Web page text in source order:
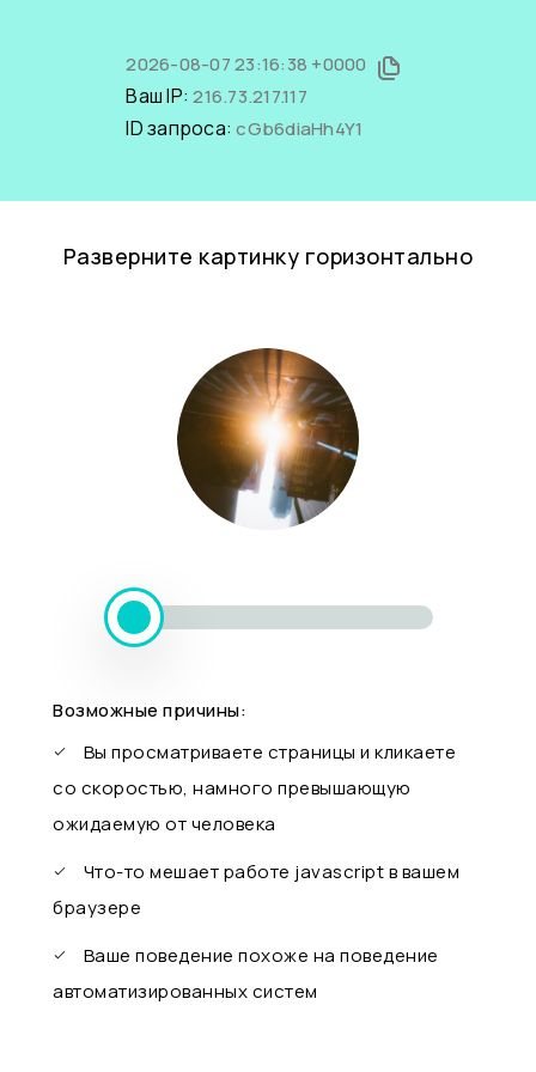
2026-08-07 23:16:38 +0000
Ваш IP:216.73.217.117
ID запроса:cGb6diaHh4Y1
Разверните картинку горизонтально
Возможные причины:
Вы просматриваете страницы и кликаете
со скоростью, намного превышающую
ожидаемую от человека
Что-то мешает работе javascript в вашем
браузере
Ваше поведение похоже на поведение
автоматизированных систем